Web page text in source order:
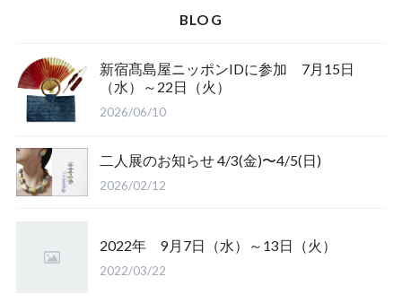
BLOG
新宿髙島屋ニッポンIDに参加 7月15日
（水）～22日（火）
2026/06/10
二人展のお知らせ 4/3(金)〜4/5(日)
2026/02/12
2022年 9月7日（水）～13日（火）
2022/03/22